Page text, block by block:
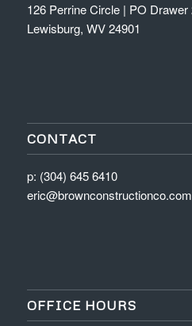
126 Perrine Circle | PO Drawer
Lewisburg, WV 24901
CONTACT
p: (304) 645 6410
eric@brownconstructionco.com
OFFICE HOURS